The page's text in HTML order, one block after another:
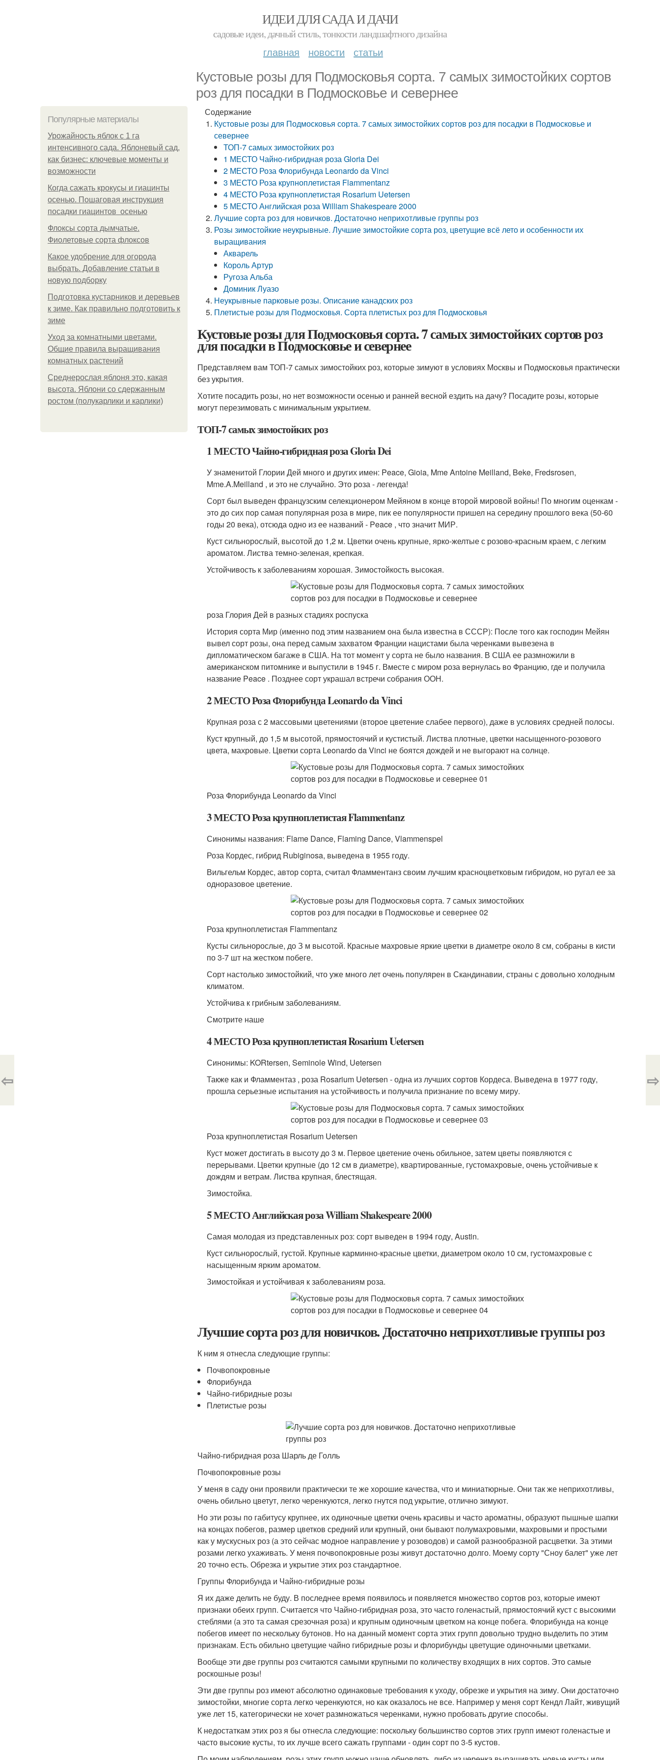
ИДЕИ ДЛЯ САДА И ДАЧИ
садовые идеи, дачный стиль, тонкости ландшафтного дизайна
главная новости статьи
Кустовые розы для Подмосковья сорта. 7 самых зимостойких сортов
роз для посадки в Подмосковье и севернее
Популярные материалы
Урожайность яблок с 1 га
интенсивного сада. Яблоневый сад,
как бизнес: ключевые моменты и
возможности
Когда сажать крокусы и гиацинты
осенью. Пошаговая инструкция
посадки гиацинтов осенью
Флоксы сорта дымчатые.
Фиолетовые сорта флоксов
Какое удобрение для огорода
выбрать. Добавление статьи в
новую подборку
Подготовка кустарников и деревьев
к зиме. Как правильно подготовить к
зиме
Уход за комнатными цветами.
Общие правила выращивания
комнатных растений
Среднерослая яблоня это, какая
высота. Яблони со сдержанным
ростом (полукарлики и карлики)
Содержание
Кустовые розы для Подмосковья сорта. 7 самых зимостойких сортов роз для посадки в Подмосковье и
севернее
ТОП-7 самых зимостойких роз
1 МЕСТО Чайно-гибридная роза Gloria Dei
2 МЕСТО Роза Флорибунда Leonardo da Vinci
3 МЕСТО Роза крупноплетистая Flammentanz
4 МЕСТО Роза крупноплетистая Rosarium Uetersen
5 МЕСТО Английская роза William Shakespeare 2000
Лучшие сорта роз для новичков. Достаточно неприхотливые группы роз
Розы зимостойкие неукрывные. Лучшие зимостойкие сорта роз, цветущие всё лето и особенности их
выращивания
Акварель
Король Артур
Ругоза Альба
Доминик Луазо
Неукрывные парковые розы. Описание канадских роз
Плетистые розы для Подмосковья. Сорта плетистых роз для Подмосковья
Кустовые розы для Подмосковья сорта. 7 самых зимостойких сортов роз
для посадки в Подмосковье и севернее
Представляем вам ТОП-7 самых зимостойких роз, которые зимуют в условиях Москвы и Подмосковья практически
без укрытия.
Хотите посадить розы, но нет возможности осенью и ранней весной ездить на дачу? Посадите розы, которые
могут перезимовать с минимальным укрытием.
ТОП-7 самых зимостойких роз
1 МЕСТО Чайно-гибридная роза Gloria Dei
У знаменитой Глории Дей много и других имен: Peace, Gioia, Mme Antoine Meilland, Beke, Fredsrosen,
Mme.A.Meilland , и это не случайно. Это роза - легенда!
Сорт был выведен французским селекционером Мейяном в конце второй мировой войны! По многим оценкам -
это до сих пор самая популярная роза в мире, пик ее популярности пришел на середину прошлого века (50-60
годы 20 века), отсюда одно из ее названий - Peace , что значит МИР.
Куст сильнорослый, высотой до 1,2 м. Цветки очень крупные, ярко-желтые с розово-красным краем, с легким
ароматом. Листва темно-зеленая, крепкая.
Устойчивость к заболеваниям хорошая. Зимостойкость высокая.
роза Глория Дей в разных стадиях роспуска
История сорта Мир (именно под этим названием она была известна в СССР): После того как господин Мейян
вывел сорт розы, она перед самым захватом Франции нацистами была черенками вывезена в
дипломатическом багаже в США. На тот момент у сорта не было названия. В США ее размножили в
американском питомнике и выпустили в 1945 г. Вместе с миром роза вернулась во Францию, где и получила
название Peace . Позднее сорт украшал встречи собрания ООН.
2 МЕСТО Роза Флорибунда Leonardo da Vinci
Крупная роза с 2 массовыми цветениями (второе цветение слабее первого), даже в условиях средней полосы.
Куст крупный, до 1,5 м высотой, прямостоячий и кустистый. Листва плотные, цветки насыщенного-розового
цвета, махровые. Цветки сорта Leonardo da Vinci не боятся дождей и не выгорают на солнце.
Роза Флорибунда Leonardo da Vinci
3 МЕСТО Роза крупноплетистая Flammentanz
Синонимы названия: Flame Dance, Flaming Dance, Vlammenspel
Роза Кордес, гибрид Rubiginosa, выведена в 1955 году.
Вильгельм Кордес, автор сорта, считал Фламментанз своим лучшим красноцветковым гибридом, но ругал ее за
одноразовое цветение.
Роза крупноплетистая Flammentanz
Кусты сильнорослые, до З м высотой. Красные махровые яркие цветки в диаметре около 8 см, собраны в кисти
по 3-7 шт на жестком побеге.
Сорт настолько зимостойкий, что уже много лет очень популярен в Скандинавии, страны с довольно холодным
климатом.
Устойчива к грибным заболеваниям.
Смотрите наше
4 МЕСТО Роза крупноплетистая Rosarium Uetersen
Синонимы: KORtersen, Seminole Wind, Uetersen
Также как и Фламментаз , роза Rosarium Uetersen - одна из лучших сортов Кордеса. Выведена в 1977 году,
прошла серьезные испытания на устойчивость и получила признание по всему миру.
Роза крупноплетистая Rosarium Uetersen
Куст может достигать в высоту до 3 м. Первое цветение очень обильное, затем цветы появляются с
перерывами. Цветки крупные (до 12 см в диаметре), квартированные, густомахровые, очень устойчивые к
дождям и ветрам. Листва крупная, блестящая.
Зимостойка.
5 МЕСТО Английская роза William Shakespeare 2000
Самая молодая из представленных роз: сорт выведен в 1994 году, Austin.
Куст сильнорослый, густой. Крупные карминно-красные цветки, диаметром около 10 см, густомахровые с
насыщенным ярким ароматом.
Зимостойкая и устойчивая к заболеваниям роза.
Лучшие сорта роз для новичков. Достаточно неприхотливые группы роз
К ним я отнесла следующие группы:
Почвопокровные
Флорибунда
Чайно-гибридные розы
Плетистые розы
Чайно-гибридная роза Шарль де Голль
Почвопокровные розы
У меня в саду они проявили практически те же хорошие качества, что и миниатюрные. Они так же неприхотливы,
очень обильно цветут, легко черенкуются, легко гнутся под укрытие, отлично зимуют.
Но эти розы по габитусу крупнее, их одиночные цветки очень красивы и часто ароматны, образуют пышные шапки
на концах побегов, размер цветков средний или крупный, они бывают полумахровыми, махровыми и простыми
как у мускусных роз (а это сейчас модное направление у розоводов) и самой разнообразной расцветки. За этими
розами легко ухаживать. У меня почвопокровные розы живут достаточно долго. Моему сорту "Сноу балет" уже лет
20 точно есть. Обрезка и укрытие этих роз стандартное.
Группы Флорибунда и Чайно-гибридные розы
Я их даже делить не буду. В последнее время появилось и появляется множество сортов роз, которые имеют
признаки обеих групп. Считается что Чайно-гибридная роза, это часто голенастый, прямостоячий куст с высокими
стеблями (а это та самая срезочная роза) и крупным одиночным цветком на конце побега. Флорибунда на конце
побегов имеет по нескольку бутонов. Но на данный момент сорта этих групп довольно трудно выделить по этим
признакам. Есть обильно цветущие чайно гибридные розы и флорибунды цветущие одиночными цветками.
Вообще эти две группы роз считаются самыми крупными по количеству входящих в них сортов. Это самые
роскошные розы!
Эти две группы роз имеют абсолютно одинаковые требования к уходу, обрезке и укрытия на зиму. Они достаточно
зимостойки, многие сорта легко черенкуются, но как оказалось не все. Например у меня сорт Кендл Лайт, живущий
уже лет 15, категорически не хочет размножаться черенками, нужно пробовать другие способы.
К недостаткам этих роз я бы отнесла следующие: поскольку большинство сортов этих групп имеют голенастые и
часто высокие кусты, то их лучше всего сажать группами - один сорт по 3-5 кустов.
⇦ ⇨